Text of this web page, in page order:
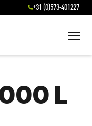
+31 (0)573-401227
L